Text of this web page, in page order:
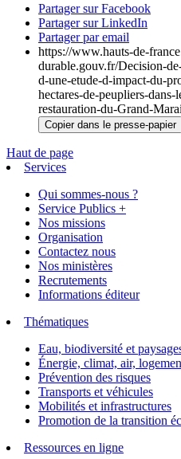
Partager sur Facebook
Partager sur LinkedIn
Partager par email
https://www.hauts-de-
durable.gouv.fr/Decision-
d-une-etude-d-impact-du-
hectares-de-peupliers-
restauration-du-Grand-
Copier dans le presse-papier
Haut de page
Services
Qui sommes-nous ?
Service Publics +
Nos missions
Organisation
Contactez nous
Nos ministères
Recrutements
Informations éditeur
Thématiques
Eau, biodiversité et
Énergie, climat, air,
Prévention des risques
Transports et véhicules
Mobilités et infrastructures
Promotion de la transition
Ressources en ligne